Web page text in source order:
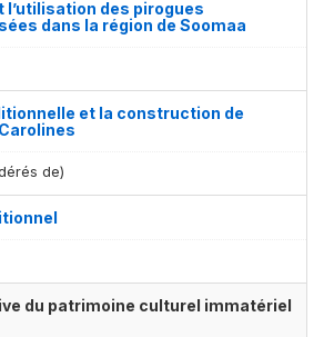
des pirogues
dans la région de Soomaa
et la construction de
de)
du patrimoine culturel immatériel